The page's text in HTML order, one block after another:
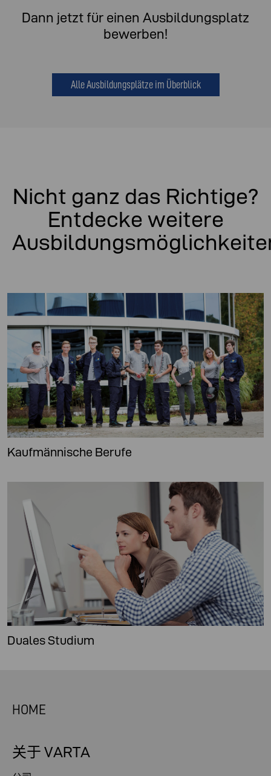
Dann jetzt für einen Ausbildungsplatz
bewerben!
Alle Ausbildungsplätze im Überblick
Nicht ganz das Richtige?
Entdecke weitere
Kaufmännische Berufe
Duales Studium
HOME
关于 VARTA